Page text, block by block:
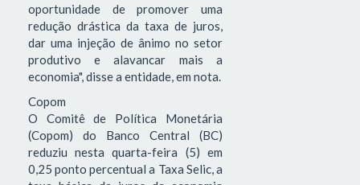
oportunidade de promover uma
redução drástica da taxa de juros,
dar uma injeção de ânimo no setor
produtivo e alavancar mais a
economia", disse a entidade, em nota.
Copom
O Comitê de Política Monetária
(Copom) do Banco Central (BC)
reduziu nesta quarta-feira (5) em
0,25 ponto percentual a Taxa Selic, a